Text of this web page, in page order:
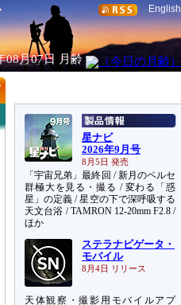
English
08月07日 月齢
星ナビ
2026年9月号
8月5日 発売
「宇宙兄弟」最終回 / 新月のペルセ
群極大を見る・撮る / 変わる「惑
星」の定義 / 星空の下で深呼吸する
天文台浴 / TAMRON 12-20mm F2.8 /
ほか
ステラナビゲータ・
モバイル
8月4日 リリース
天体観察・撮影用モバイルアプ